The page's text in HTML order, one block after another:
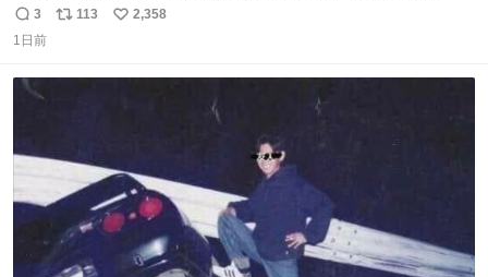
らなくて 持ち主すら動かすことができない鉄壁のスープラ
返
信
3
リ
113
い
2,358
1日前